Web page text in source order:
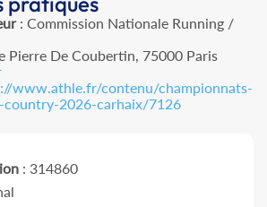
: Commission Nationale Running /
Pierre De Coubertin, 75000 Paris
www.athle.fr/contenu/championnats-
country-2026-carhaix/7126
: 314860